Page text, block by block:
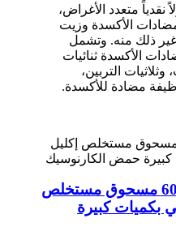
نقدياً متعدد الأغراض،
الأكسدة وزيت
ذلك منه. وتشمل
الأكسدة ثنائيات
وثلاثيات التربين،
مضادة للأكسدة.
5% 20% 25% 60% مسحوق مستخلص
بكميات كبيرة